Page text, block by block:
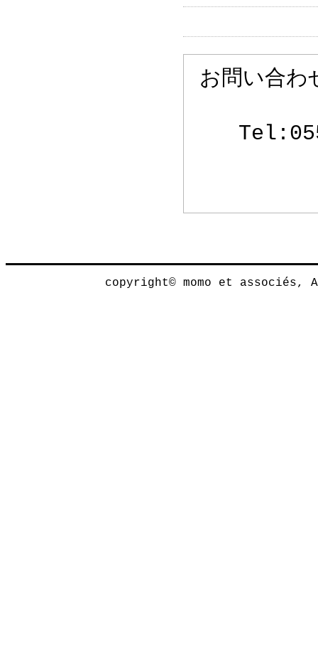
お問い合わ
copyright© momo et